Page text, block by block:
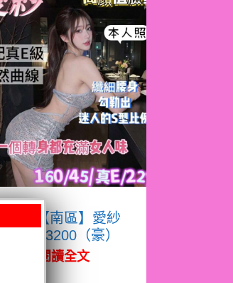
限熟客【南區】愛紗
越南$3200（豪）
閱讀全文